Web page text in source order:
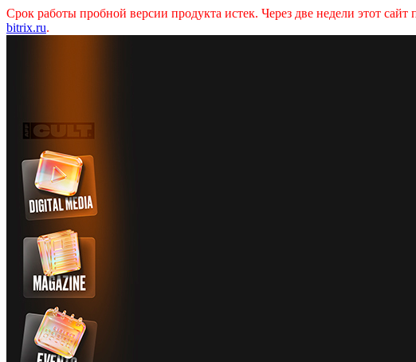
Срок работы пробной версии продукта истек. Через две недели этот
bitrix.ru.